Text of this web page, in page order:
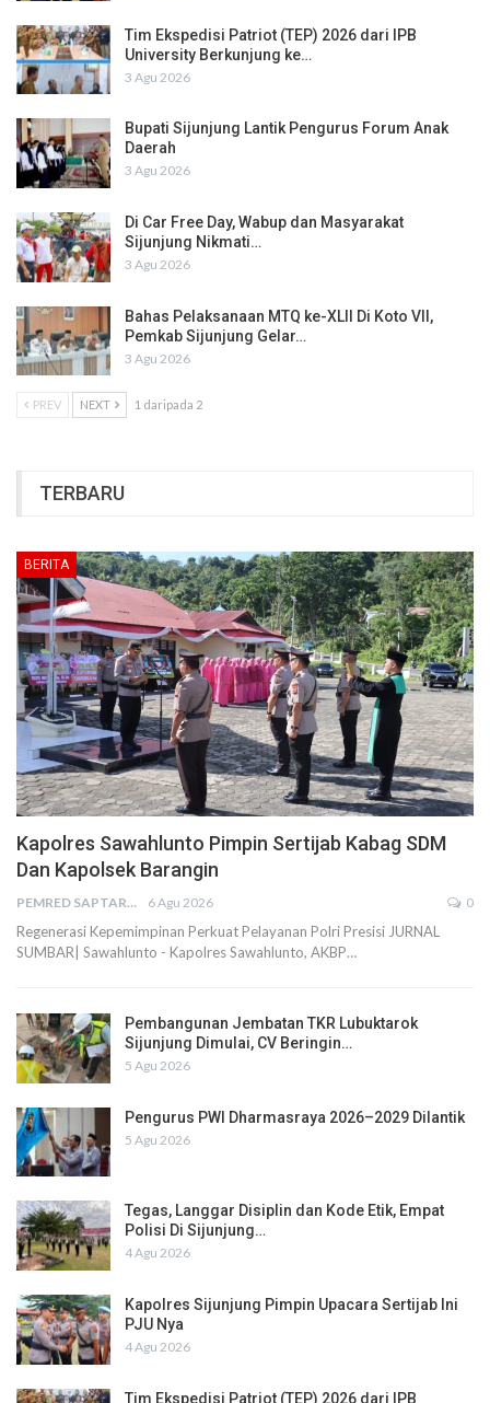
Tim Ekspedisi Patriot (TEP) 2026 dari IPB
University Berkunjung ke…
3 Agu 2026
Bupati Sijunjung Lantik Pengurus Forum Anak
Daerah
3 Agu 2026
Di Car Free Day, Wabup dan Masyarakat
Sijunjung Nikmati…
3 Agu 2026
Bahas Pelaksanaan MTQ ke-XLII Di Koto VII,
Pemkab Sijunjung Gelar…
3 Agu 2026
PREV NEXT 1 daripada 2
TERBARU
BERITA
Kapolres Sawahlunto Pimpin Sertijab Kabag SDM
Dan Kapolsek Barangin
PEMRED SAPTARIUS 6 Agu 2026 0
Regenerasi Kepemimpinan Perkuat Pelayanan Polri Presisi JURNAL
SUMBAR| Sawahlunto - Kapolres Sawahlunto, AKBP…
Pembangunan Jembatan TKR Lubuktarok
Sijunjung Dimulai, CV Beringin…
5 Agu 2026
Pengurus PWI Dharmasraya 2026–2029 Dilantik
5 Agu 2026
Tegas, Langgar Disiplin dan Kode Etik, Empat
Polisi Di Sijunjung…
4 Agu 2026
Kapolres Sijunjung Pimpin Upacara Sertijab Ini
PJU Nya
4 Agu 2026
Tim Ekspedisi Patriot (TEP) 2026 dari IPB